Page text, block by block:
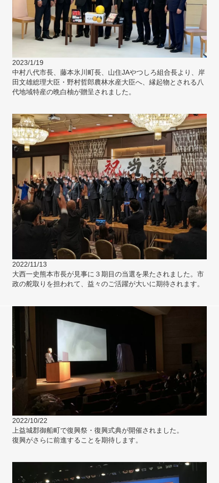
2023/1/19
中村八代市長、藤本氷川町長、山住JAやつしろ組合長より、岸
田文雄総理大臣・野村哲郎農林水産大臣へ、縁起物とされる八
代地域特産の晩白柚が贈呈されました。
2022/11/13
大西一史熊本市長が見事に３期目の当選を果たされました。市
政の舵取りを担われて、益々のご活躍が大いに期待されます。
2022/10/22
上益城郡御船町で復興祭・復興式典が開催されました。
復興がさらに前進することを期待します。